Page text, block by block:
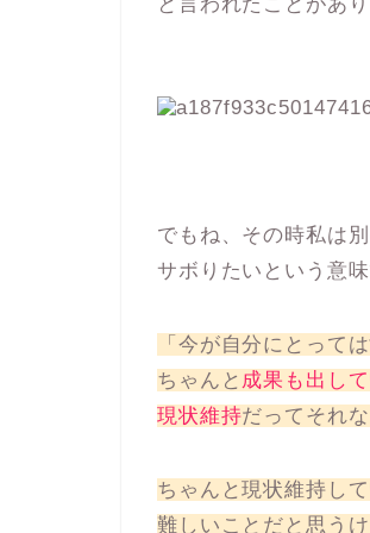
でもね、その時私は
サボりたいという意
「今が自分にとって
ちゃんと 成果も出し
現状維持だってそれ
ちゃんと現状維持し
難しいことだと思う